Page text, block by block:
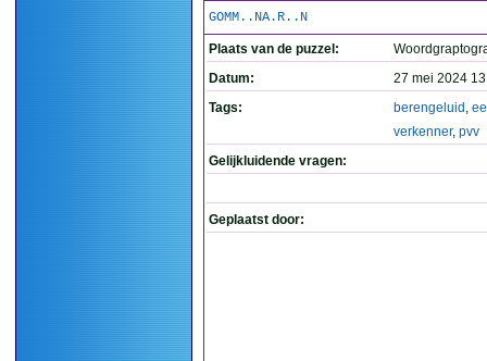
GOMM..NA.R..N
Plaats van de puzzel:
Datum:
27 mei 2024
Tags:
berengeluid ,
verkenner, pvv
Gelijkluidende vragen:
Geplaatst door: